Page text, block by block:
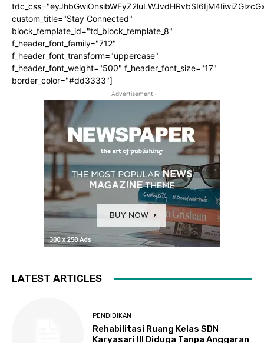
custom_title="Stay Connected"
block_template_id="td_block_template_8"
f_header_font_family="712"
f_header_font_transform="uppercase"
f_header_font_weight="500" f_header_font_size="17"
border_color="#dd3333"]
- Advertisement -
LATEST ARTICLES
PENDIDIKAN
Rehabilitasi Ruang Kelas SDN
Karyasari III Diduga Tanpa Anggaran